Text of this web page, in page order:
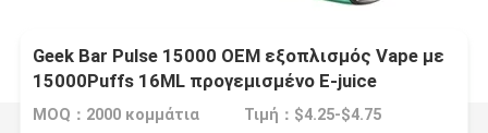
Geek Bar Pulse 15000 OEM εξοπλισμός Vape με
15000Puffs 16ML προγεμισμένο E-juice
MOQ：2000 κομμάτια Τιμή：$4.25-$4.75